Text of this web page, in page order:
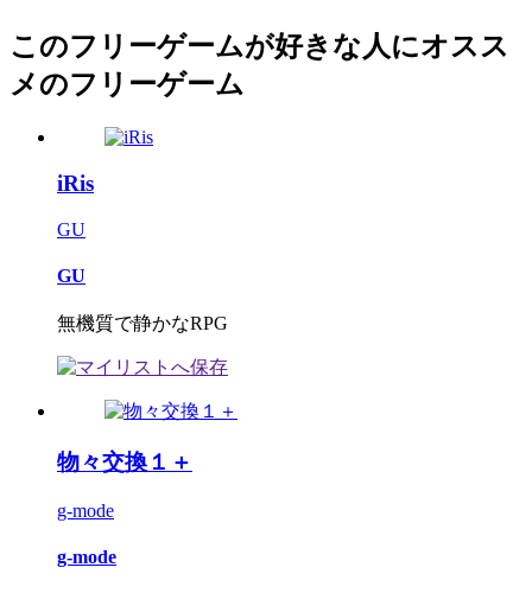
このフリーゲームが好きな人にオスス
メのフリーゲーム
iRis
GU
GU
無機質で静かなRPG
物々交換１＋
g-mode
g-mode